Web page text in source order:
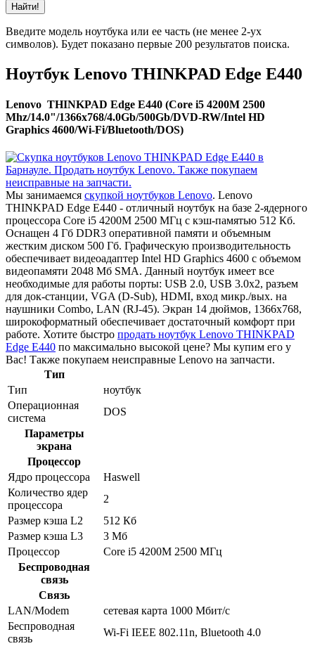
Найти!
Введите модель ноутбука или ее часть (не менее 2-ух
символов). Будет показано первые 200 результатов поиска.
Ноутбук Lenovo THINKPAD Edge E440
Lenovo THINKPAD Edge E440 (Core i5 4200M 2500
Mhz/14.0"/1366x768/4.0Gb/500Gb/DVD-RW/Intel HD
Graphics 4600/Wi-Fi/Bluetooth/DOS)
Мы занимаемся скупкой ноутбуков Lenovo. Lenovo
THINKPAD Edge E440 - отличный ноутбук на базе 2-ядерного
процессора Core i5 4200M 2500 МГц с кэш-памятью 512 Кб.
Оснащен 4 Гб DDR3 оперативной памяти и объемным
жестким диском 500 Гб. Графическую производительность
обеспечивает видеоадаптер Intel HD Graphics 4600 с объемом
видеопамяти 2048 Мб SMA. Данный ноутбук имеет все
необходимые для работы порты: USB 2.0, USB 3.0x2, разъем
для док-станции, VGA (D-Sub), HDMI, вход микр./вых. на
наушники Combo, LAN (RJ-45). Экран 14 дюймов, 1366x768,
широкоформатный обеспечивает достаточный комфорт при
работе. Хотите быстро продать ноутбук Lenovo THINKPAD
Edge E440 по максимально высокой цене? Мы купим его у
Вас! Также покупаем неисправные Lenovo на запчасти.
Тип
Тип
ноутбук
Операционная
система
DOS
Параметры
экрана
Процессор
Ядро процессора
Haswell
Количество ядер
процессора
2
Размер кэша L2
512 Кб
Размер кэша L3
3 Мб
Процессор
Core i5 4200M 2500 МГц
Беспроводная
связь
Связь
LAN/Modem
сетевая карта 1000 Мбит/c
Беспроводная
связь
Wi-Fi IEEE 802.11n, Bluetooth 4.0